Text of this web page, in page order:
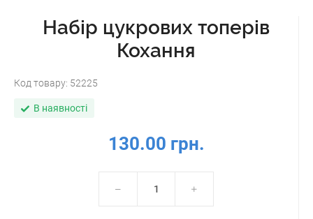
Набір цукрових топерів
Кохання
Код товару: 52225
В наявності
130.00 грн.